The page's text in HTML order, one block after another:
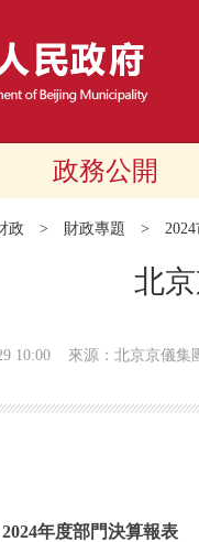
政務公開
政 > 財政專題 >
北
10:00 來源：北京京儀集
年度部門決算報表